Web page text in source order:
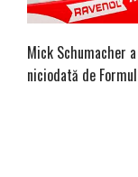
Mick Schumacher
niciodată de